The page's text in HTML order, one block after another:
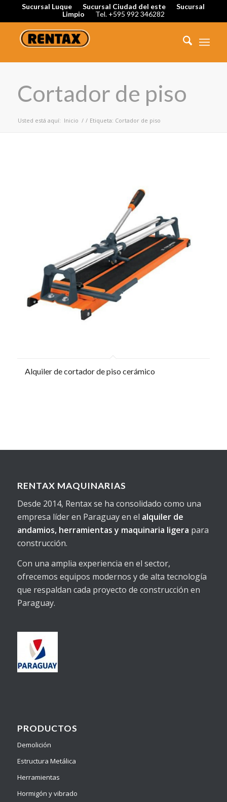
Sucursal Luque Sucursal Ciudad del este
Sucursal
Limpio
Tel. +595 992 346282
Cortador de piso
Usted está aquí: Inicio / / Etiqueta: Cortador de piso
Alquiler de cortador de piso cerámico
RENTAX MAQUINARIAS
Desde 2014, Rentax se ha consolidado como una
empresa líder en Paraguay en el alquiler de
andamios, herramientas y maquinaria ligera para
construcción.
Con una amplia experiencia en el sector,
ofrecemos equipos modernos y de alta tecnología
que respaldan cada proyecto de construcción en
Paraguay.
PRODUCTOS
Demolición
Estructura Metálica
Herramientas
Hormigón y vibrado